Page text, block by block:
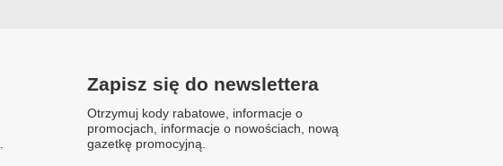
Zapisz się do newslettera
Otrzymuj kody rabatowe, informacje o
promocjach, informacje o nowościach, nową
gazetkę promocyjną.